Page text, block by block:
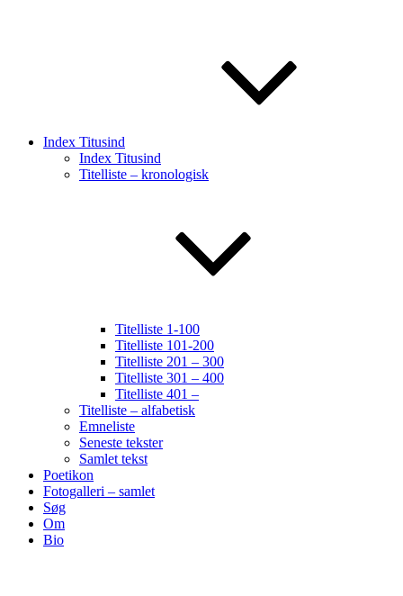
Index Titusind
Index Titusind
Titelliste – kronologisk
Titelliste 1-100
Titelliste 101-200
Titelliste 201 – 300
Titelliste 301 – 400
Titelliste 401 –
Titelliste – alfabetisk
Emneliste
Seneste tekster
Samlet tekst
Poetikon
Fotogalleri – samlet
Søg
Om
Bio